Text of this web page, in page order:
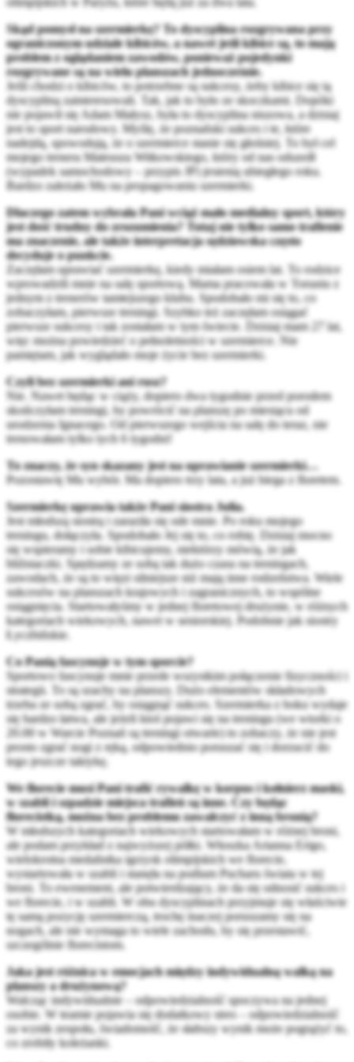
Skąd pomysł na szermierkę? To dyscyplina rozgrywana przy
ograniczonym udziale kibiców, a nawet jeśli kibice są, to mają
problem z oglądaniem zawodów, ponieważ pojedynki
rozgrywane są na wielu planszach jednocześnie.
Jeśli chodzi o kibiców, to potrzebne są sukcesy, żeby kibice się tą
dyscypliną zainteresowali. Tak, jak to było ze skoczkami. Dopóki
nie pojawił się Adam Małysz, była to dyscyplina niszowa, a dzisiaj
jest to sport narodowy. Myślę, że poznański sukces i te, które
nadejdą, spowodują, że o szermierce stanie się głośniej. To był cel
mojego trenera Mateusza Witkowskiego, który od nas odszedł
(wypadek samochodowy – przypis JP) jesienią ubiegłego roku.
Bardzo zależało Mu na propagowaniu szermierki.
Dlaczego zatem wybrała Pani wciąż mało medialny sport, który
jest dość trudny do zrozumienia? Tutaj nie tylko samo trafienie
ma znaczenie, ale także interpretacja sędziowska często
decyduje o punkcie.
Zaczęłam uprawiać szermierkę, kiedy miałam osiem lat. To rodzice
wprowadzili mnie na salę sportową. Mama pracowała w Toruniu z
jednym z trenerów tamtejszego klubu. Spodobało mi się to, co
zobaczyłam, pierwsze treningi. Szybko też zaczęłam osiągać
pierwsze sukcesy i tak zostałam w tym świecie. Dzisiaj mam 27 lat,
więc można powiedzieć o pełnoletności w szermierce. Nie
pamiętam, jak wyglądało moje życie bez szermierki.
Czyli bez szermierki ani rusz?
Nie. Nawet będąc w ciąży, dopiero dwa tygodnie przed porodem
skończyłam treningi, by powrócić na planszę po miesiącu od
urodzenia Ignacego. Od pierwszego wejścia na salę do teraz, nie
trenowałam tylko tych 6 tygodni!
To znaczy, że syn skazany jest na uprawianie szermierki…
Pozostawię Mu wybór. Ma dopiero trzy lata, a już biega z floretem.
Szermierkę uprawia także Pani siostra Julia.
Jest młodszą siostrą i zaraziła się ode mnie. Po roku mojego
treningu, dołączyła. Spodobało Jej się to, co robię. Dzisiaj mocno
się wspieramy i sobie kibicujemy, niektórzy mówią, że jak
bliźniaczki. Spędzamy ze sobą tak dużo czasu na treningach,
zawodach, że są to więzi silniejsze niż mają inne rodzeństwa. Wiele
sukcesów na planszach krajowych i zagranicznych, to wspólne
osiągnięcia. Startowałyśmy w jednej floretowej drużynie, w różnych
kategoriach wiekowych, nawet w seniorskiej. Podobnie jak siostry
Łyczbińskie.
Co Panią fascynuje w tym sporcie?
Sportowo fascynuje mnie przede wszystkim połączenie fizyczności i
strategii. To są szachy na planszy. Dużo elementów składowych
trzeba ze sobą zgrać, by osiągnąć sukces. Szermierka z boku wydaje
się bardzo łatwa, ale jeżeli ktoś pojawi się na treningu (we wtorki o
20.00 w Warcie Poznań są treningi otwarte) to zobaczy, że nie jest
prosto zgrać nogi z ręką, odpowiednio poruszać się i dorzucić do
tego jeszcze taktykę.
We florecie musi Pani trafić rywalkę w korpus i kołnierz maski,
w szabli i szpadzie miejsca trafień są inne. Czy będąc
florecistką, można bez problemu zawalczyć z inną bronią?
W młodszych kategoriach wiekowych startowałam w różnej broni,
ale podam przykład z najwyższej półki. Włoszka Arianna Erigo,
wielokrotna medalistka igrzysk olimpijskich we florecie,
wystartowała w szabli i stanęła na podium Pucharu świata w tej
broni. To ewenement, ale potwierdzający, że da się odnosić sukces i
we florecie, i w szabli. W obu dyscyplinach przyjmuje się właściwie
tę samą pozycję szermierczą, trochę inaczej poruszamy się na
nogach, ale nie wymaga to wiele zachodu, by się przestawić,
szczególnie florecistom.
Jaka jest różnica w emocjach między indywidualną walką na
planszy a drużynową?
Walcząc indywidualnie – odpowiedzialność spoczywa na jednej
osobie. W teamie pojawia się dodatkowy stres – odpowiedzialność
za wynik zespołu, świadomość, że słabszy wynik może pogrążyć to,
co zrobiły koleżanki.